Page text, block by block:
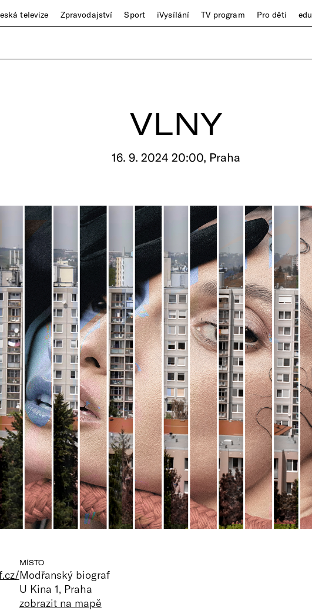
televize Zpravodajství Sport iVysílání TV program Pro děti edu
VLNY
16. 9. 2024 20:00, Praha
MÍSTO
Modřanský biograf
U Kina 1, Praha
zobrazit na mapě